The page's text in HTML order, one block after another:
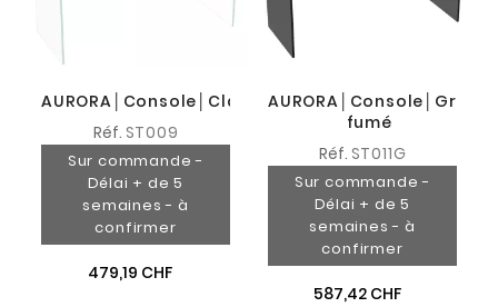
AURORA│Console│Clair
Réf. ST009
Sur commande -
Délai + de 5
semaines - à
confirmer
479,19 CHF
AURORA│Console│Gris
fumé
Réf. ST011G
Sur commande -
Délai + de 5
semaines - à
confirmer
587,42 CHF